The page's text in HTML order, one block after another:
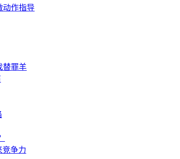
动作指导
替罪羊
竞争力